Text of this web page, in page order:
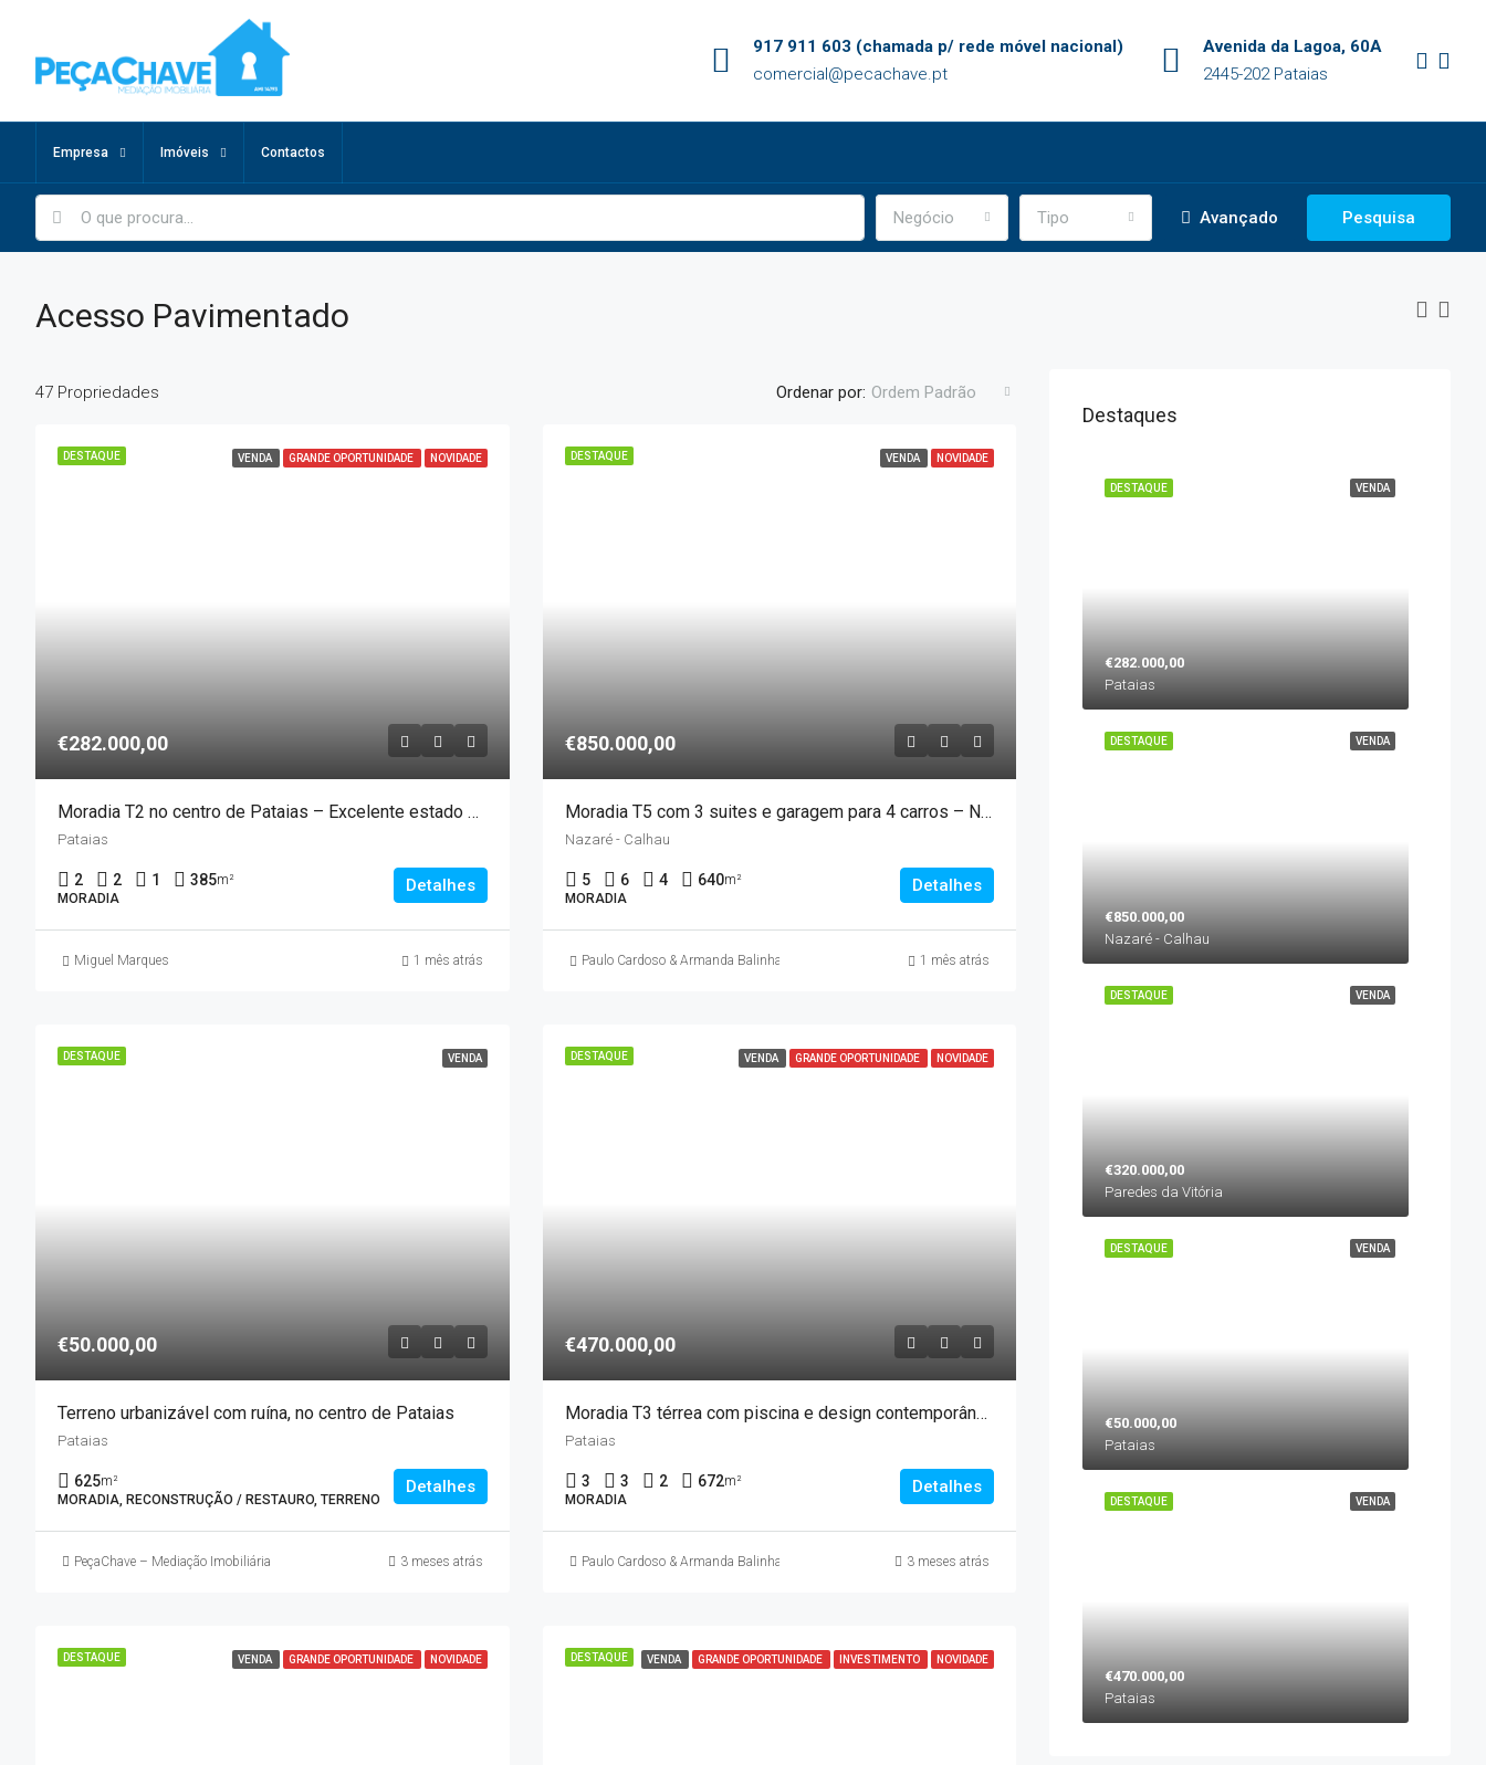
917 911 603 (chamada p/ rede móvel nacional)
comercial@pecachave.pt
Avenida da Lagoa, 60A
2445-202 Pataias
Empresa Imóveis Contactos
Negócio Tipo Avançado Pesquisa
Acesso Pavimentado
47 Propriedades Ordenar por: Ordem Padrão
DESTAQUE VENDA GRANDE OPORTUNIDADE NOVIDADE
€282.000,00
Moradia T2 no centro de Pataias – Excelente estado de conservação
Pataias
2 2 1 385m²
MORADIA
Detalhes
Miguel Marques 1 mês atrás
DESTAQUE VENDA NOVIDADE
€850.000,00
Moradia T5 com 3 suites e garagem para 4 carros – Nazaré
Nazaré - Calhau
5 6 4 640m²
MORADIA
Detalhes
Paulo Cardoso & Armanda Balinha 1 mês atrás
DESTAQUE VENDA
€50.000,00
Terreno urbanizável com ruína, no centro de Pataias
Pataias
625m²
MORADIA, RECONSTRUÇÃO / RESTAURO, TERRENO
Detalhes
PeçaChave – Mediação Imobiliária 3 meses atrás
DESTAQUE VENDA GRANDE OPORTUNIDADE NOVIDADE
€470.000,00
Moradia T3 térrea com piscina e design contemporâneo, Pataias
Pataias
3 3 2 672m²
MORADIA
Detalhes
Paulo Cardoso & Armanda Balinha 3 meses atrás
DESTAQUE VENDA GRANDE OPORTUNIDADE NOVIDADE DESTAQUE VENDA GRANDE OPORTUNIDADE INVESTIMENTO NOVIDADE
Destaques
VENDA
DESTAQUE
€282.000,00
Pataias
VENDA
DESTAQUE
€850.000,00
Nazaré - Calhau
VENDA
DESTAQUE
€320.000,00
Paredes da Vitória
VENDA
DESTAQUE
€50.000,00
Pataias
VENDA
DESTAQUE
€470.000,00
Pataias